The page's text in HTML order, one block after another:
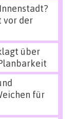
vor der
über
für